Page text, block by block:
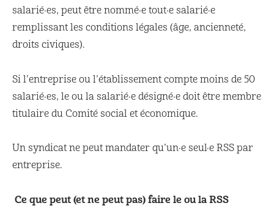
salarié·es, peut être nommé·e tout·e salarié·e
remplissant les conditions légales (âge, ancienneté,
droits civiques).
Si l’entreprise ou l’établissement compte moins de 50
salarié·es, le ou la salarié·e désigné·e doit être membre
titulaire du Comité social et économique.
Un syndicat ne peut mandater qu’un·e seul·e RSS par
entreprise.
Ce que peut (et ne peut pas) faire le ou la RSS